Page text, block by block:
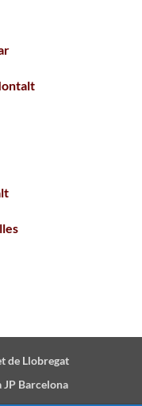
de Llobregat
Barcelona